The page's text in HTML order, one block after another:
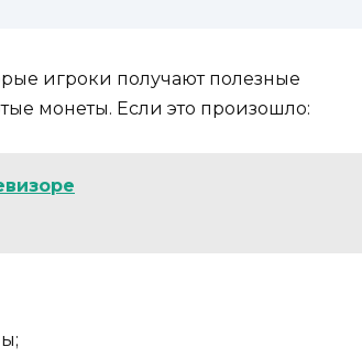
игроки получают полезные
монеты. Если это произошло: